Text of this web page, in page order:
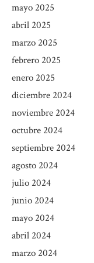
mayo 2025
abril 2025
marzo 2025
febrero 2025
enero 2025
diciembre 2024
noviembre 2024
octubre 2024
septiembre 2024
agosto 2024
julio 2024
junio 2024
mayo 2024
abril 2024
marzo 2024